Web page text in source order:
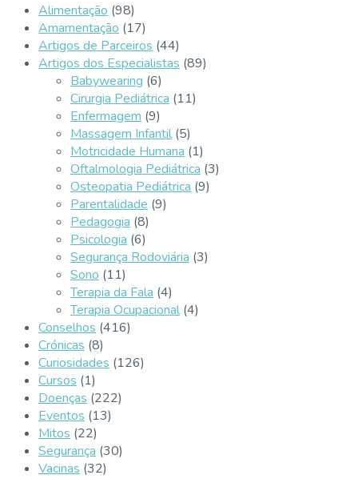
Alimentação (98)
Amamentação (17)
Artigos de Parceiros (44)
Artigos dos Especialistas (89)
Babywearing (6)
Cirurgia Pediátrica (11)
Enfermagem (9)
Massagem Infantil (5)
Motricidade Humana (1)
Oftalmologia Pediátrica (3)
Osteopatia Pediátrica (9)
Parentalidade (9)
Pedagogia (8)
Psicologia (6)
Segurança Rodoviária (3)
Sono (11)
Terapia da Fala (4)
Terapia Ocupacional (4)
Conselhos (416)
Crónicas (8)
Curiosidades (126)
Cursos (1)
Doenças (222)
Eventos (13)
Mitos (22)
Segurança (30)
Vacinas (32)